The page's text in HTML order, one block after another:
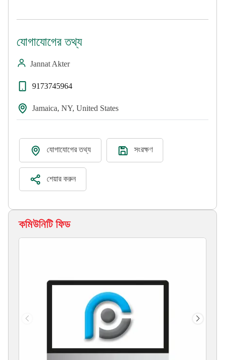
যোগাযোগের তথ্য
Jannat Akter
9173745964
Jamaica, NY, United States
যোগাযোগের তথ্য সংরক্ষণ
শেয়ার করুন
কমিউনিটি ফিড